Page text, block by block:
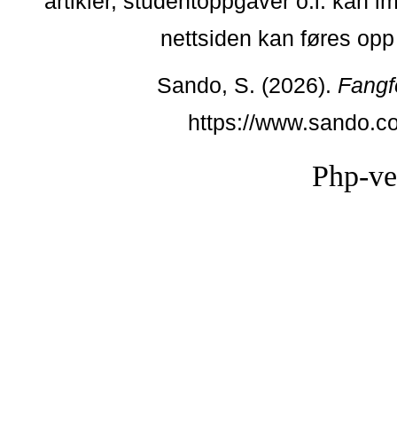
nettsiden kan føres
Sando, S. (2026).
https://
Php-